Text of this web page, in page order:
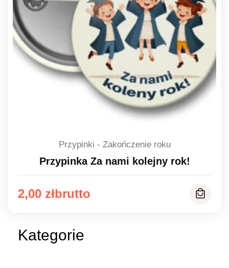
Kategorie
Przypinki - Zakończenie roku
Przypinka Za nami kolejny rok!
2,00 zł
Zakres
od
2,00 zł